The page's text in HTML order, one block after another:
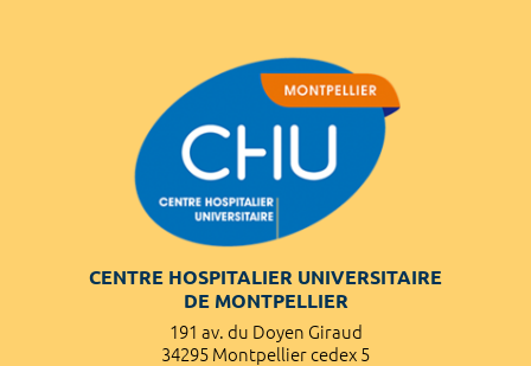
CENTRE HOSPITALIER UNIVERSITAIRE
DE MONTPELLIER
191 av. du Doyen Giraud
34295 Montpellier cedex 5